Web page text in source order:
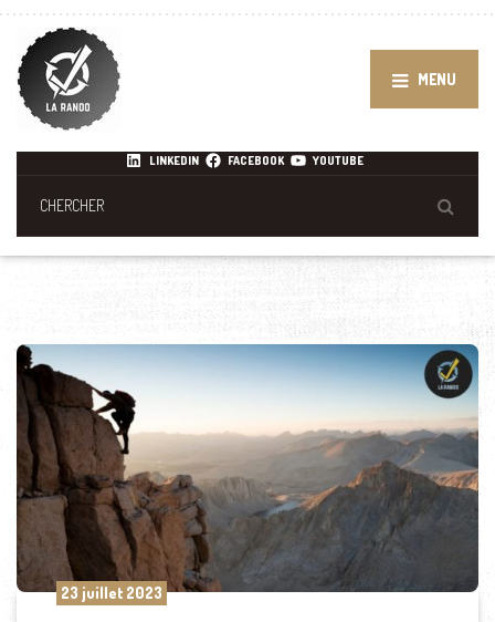
MENU
LINKEDIN FACEBOOK YOUTUBE
23 juillet 2023